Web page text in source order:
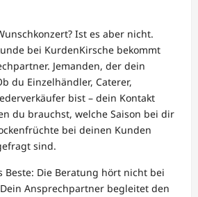
Ist es aber nicht.
bei KurdenKirsche bekommt
Jemanden, der dein
du Einzelhändler, Caterer,
bist – dein Kontakt
du brauchst, welche Saison bei dir
bei deinen Kunden
sind.
Beste: Die Beratung hört nicht bei
Ansprechpartner begleitet den